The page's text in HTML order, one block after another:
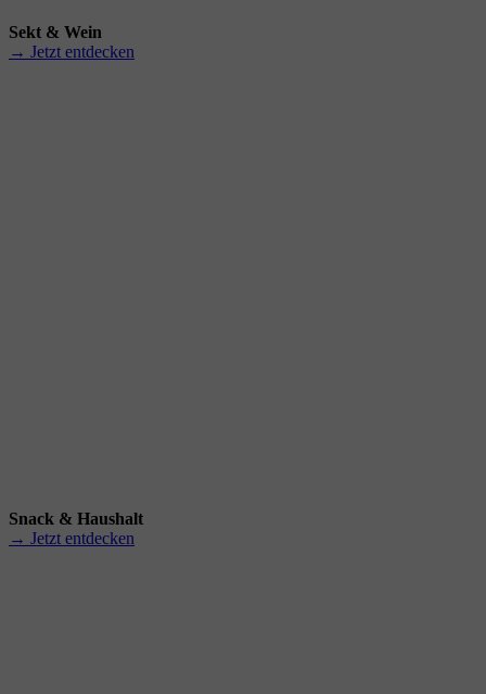
Sekt & Wein
→ Jetzt entdecken
Snack & Haushalt
→ Jetzt entdecken